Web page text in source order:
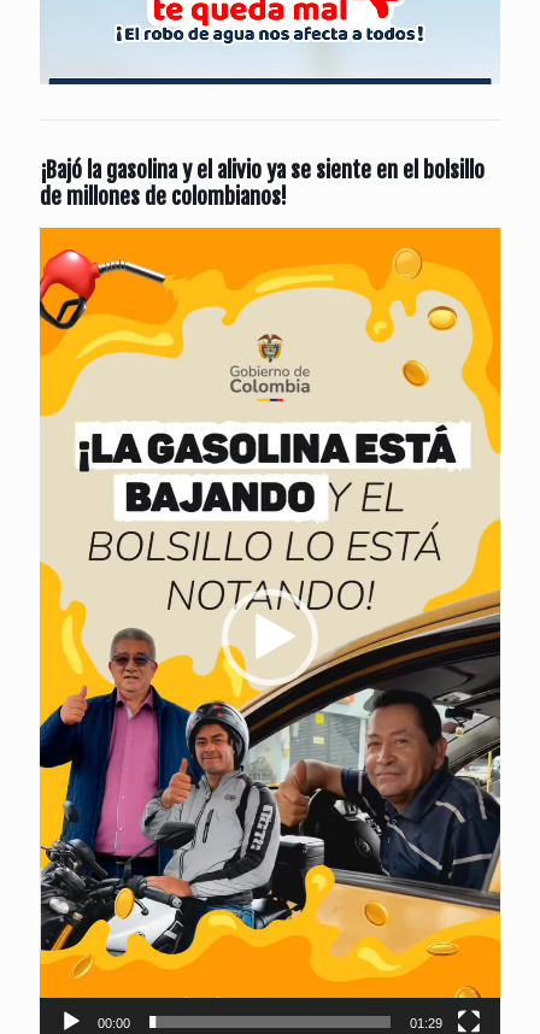
¡Bajó la gasolina y el alivio ya se siente en el bolsillo
de millones de colombianos!
de
vídeo
00:00 01:29